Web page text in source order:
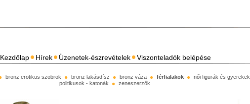
Kezdőlap Hírek Üzenetek-észrevételek Viszonteladók belépése
bronz erotikus szobrok bronz lakásdísz bronz váza férfialakok női figurák és gyerekek
politikusok - katonák
zeneszerzők